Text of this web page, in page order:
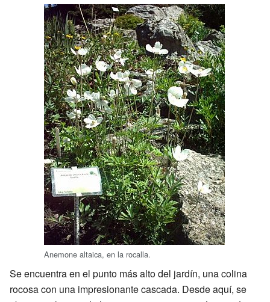
Anemone altaica, en la rocalla.
Se encuentra en el punto más alto del jardín, una colina
rocosa con una impresionante cascada. Desde aquí, se